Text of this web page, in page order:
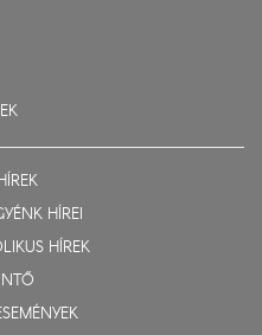
HÍREI
HÍREK